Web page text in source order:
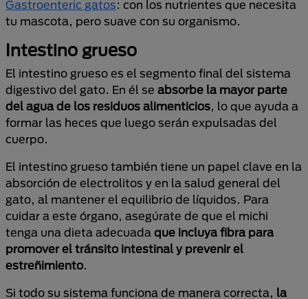
Gastroenteric gatos: con los nutrientes que necesita
tu mascota, pero suave con su organismo.
Intestino grueso
El intestino grueso es el segmento final del sistema
digestivo del gato. En él se absorbe la mayor parte
del agua de los residuos alimenticios, lo que ayuda a
formar las heces que luego serán expulsadas del
cuerpo.
El intestino grueso también tiene un papel clave en la
absorción de electrolitos y en la salud general del
gato, al mantener el equilibrio de líquidos. Para
cuidar a este órgano, asegúrate de que el michi
tenga una dieta adecuada que incluya fibra para
promover el tránsito intestinal y prevenir el
estreñimiento.
Si todo su sistema funciona de manera correcta, la